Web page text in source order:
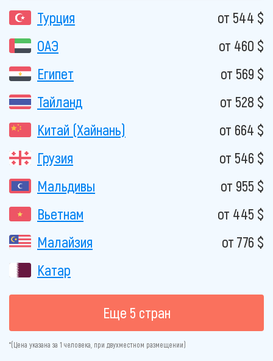
Турция
от 544 $
ОАЭ
от 460 $
Египет
от 569 $
Тайланд
от 528 $
Китай (Хайнань)
от 664 $
Грузия
от 546 $
Мальдивы
от 955 $
Вьетнам
от 445 $
Малайзия
от 776 $
Катар
Еще 5 стран
*(Цена указана за 1 человека, при двухместном размещении)